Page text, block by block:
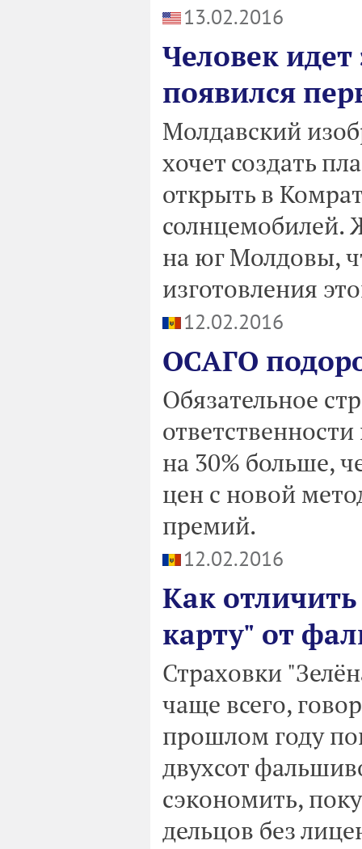
13.02.2016
Человек
появился
Молдавский
хочет создать
открыть в
солнцемобилей.
на юг Молдовы,
изготовления
12.02.2016
ОСАГО
Обязательное
на 30% больше,
цен с новой
премий.
12.02.2016
Как
карту" от
Страховки
чаще всего,
прошлом году
двухсот
сэкономить,
дельцов без